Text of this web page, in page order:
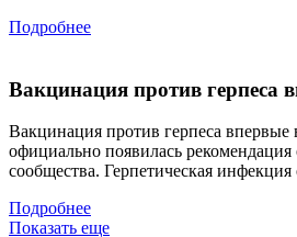
Подробнее
Вакцинация против герпеса
Вакцинация против герпеса
официально появилась
сообщества. Герпетическая
Подробнее
Показать еще